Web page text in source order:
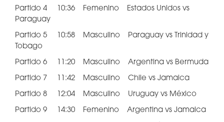
Partido 4 10:36 Femenino Estados Unidos vs
Paraguay
Partido 5 10:58 Masculino Paraguay vs Trinidad y
Tobago
Partido 6 11:20 Masculino Argentina vs Bermuda
Partido 7 11:42 Masculino Chile vs Jamaica
Partido 8 12:04 Masculino Uruguay vs México
Partido 9 14:30 Femenino Argentina vs Jamaica